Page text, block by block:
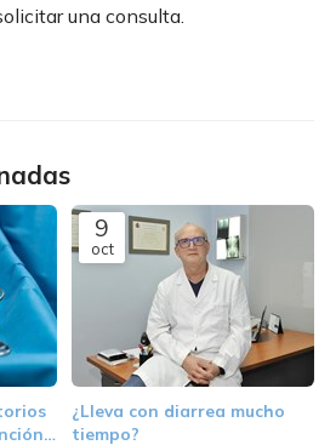
una consulta.
9
oct
¿Lleva con diarrea mucho
tiempo?